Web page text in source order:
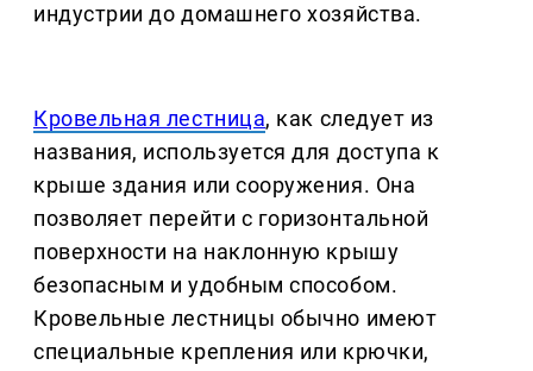
индустрии до домашнего хозяйства.
Кровельная лестница, как следует из
названия, используется для доступа к
крыше здания или сооружения. Она
позволяет перейти с горизонтальной
поверхности на наклонную крышу
безопасным и удобным способом.
Кровельные лестницы обычно имеют
специальные крепления или крючки,